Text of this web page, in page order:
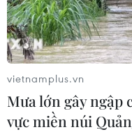
mắc mới COVID-19,
Hong Kong có ít nhất
từ trước đến nay.
vietnamplus.vn
Mưa lớn gây ngập
vực miền núi